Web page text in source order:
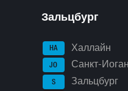
Зальцбург
HA Халлайн
JO Санкт-
S Зальцбург